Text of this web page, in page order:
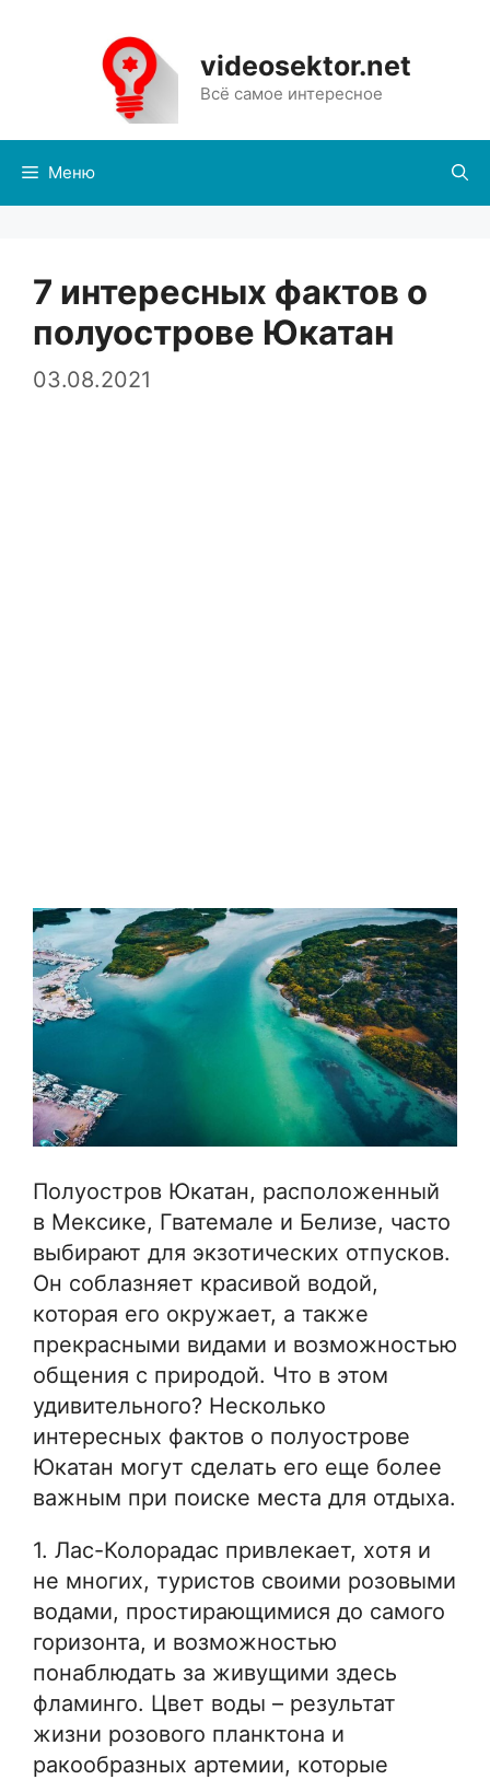
содержимому
videosektor.net
Всё самое интересное
Меню
7 интересных фактов о
полуострове Юкатан
03.08.2021
Полуостров Юкатан, расположенный
в Мексике, Гватемале и Белизе, часто
выбирают для экзотических отпусков.
Он соблазняет красивой водой,
которая его окружает, а также
прекрасными видами и возможностью
общения с природой. Что в этом
удивительного? Несколько
интересных фактов о полуострове
Юкатан могут сделать его еще более
важным при поиске места для отдыха.
1. Лас-Колорадас привлекает, хотя и
не многих, туристов своими розовыми
водами, простирающимися до самого
горизонта, и возможностью
понаблюдать за живущими здесь
фламинго. Цвет воды – результат
жизни розового планктона и
ракообразных артемии, которые